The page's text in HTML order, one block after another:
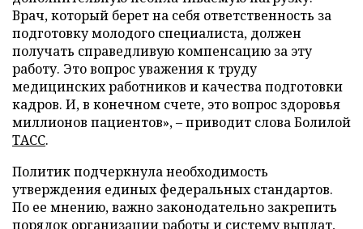
Врач, который берет на себя ответственность за
подготовку молодого специалиста, должен
получать справедливую компенсацию за эту
работу. Это вопрос уважения к труду
медицинских работников и качества подготовки
кадров. И, в конечном счете, это вопрос здоровья
миллионов пациентов», – приводит слова Болилой
ТАСС.
Политик подчеркнула необходимость
утверждения единых федеральных стандартов.
По ее мнению, важно законодательно закрепить
порядок организации работы и систему выплат,